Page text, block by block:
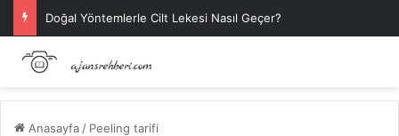
Doğal Yöntemlerle Cilt Lekesi Nasıl Geçer?
Anasayfa / Peeling tarifi